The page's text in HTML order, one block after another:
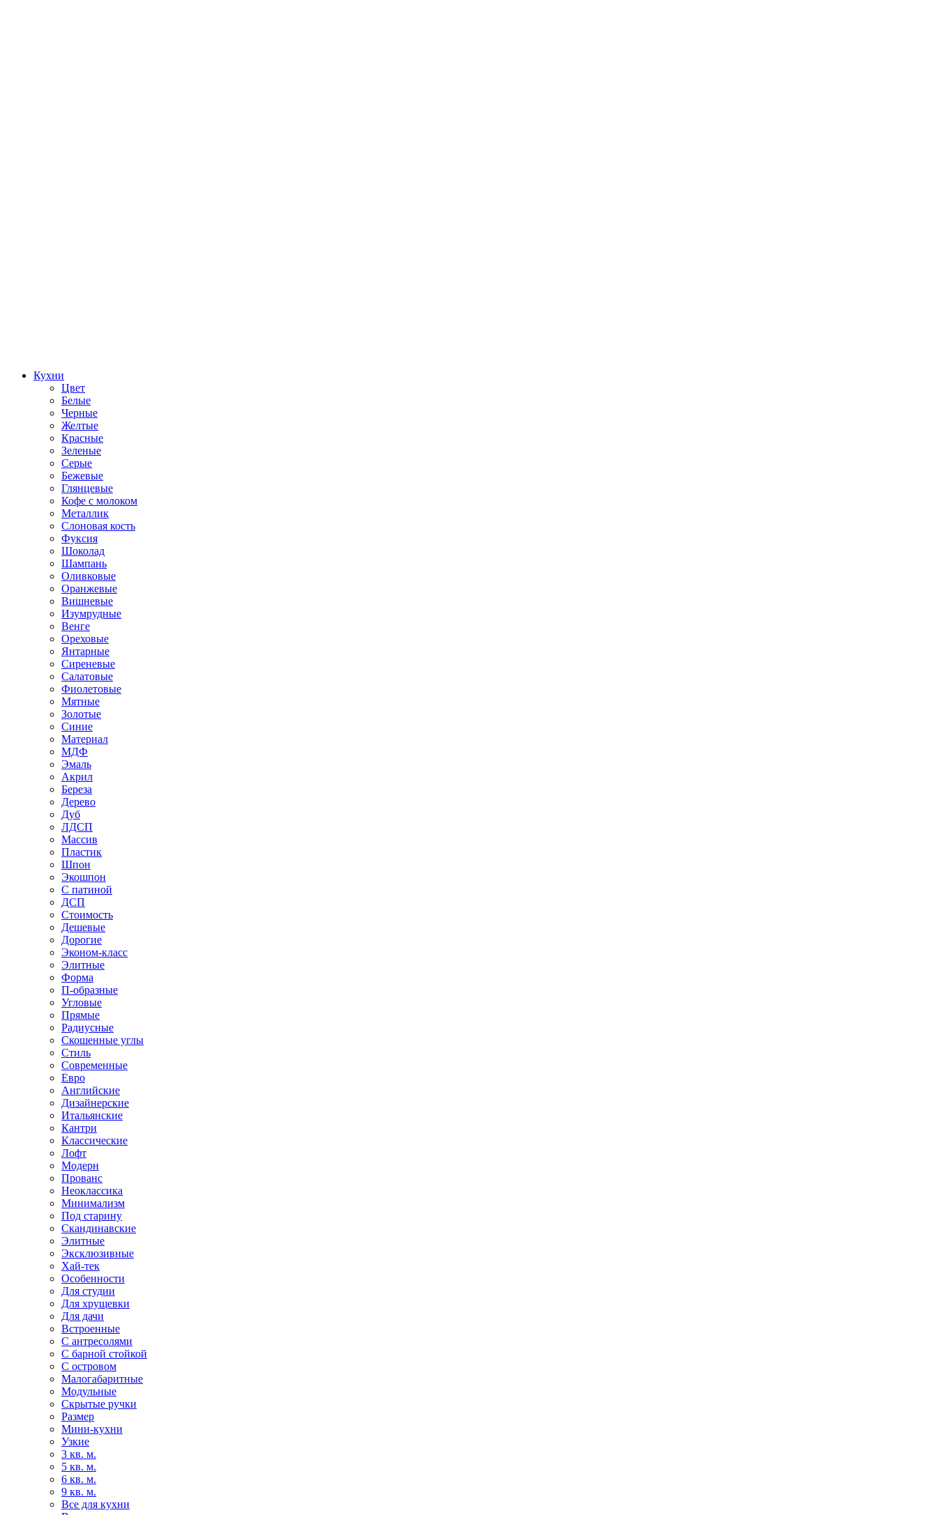
Кухни
Цвет
Белые
Черные
Желтые
Красные
Зеленые
Серые
Бежевые
Глянцевые
Кофе с молоком
Металлик
Слоновая кость
Фуксия
Шоколад
Шампань
Оливковые
Оранжевые
Вишневые
Изумрудные
Венге
Ореховые
Янтарные
Сиреневые
Салатовые
Фиолетовые
Мятные
Золотые
Синие
Материал
МДФ
Эмаль
Акрил
Береза
Дерево
Дуб
ЛДСП
Массив
Пластик
Шпон
Экошпон
С патиной
ДСП
Стоимость
Дешевые
Дорогие
Эконом-класс
Элитные
Форма
П-образные
Угловые
Прямые
Радиусные
Скошенные углы
Стиль
Современные
Евро
Английские
Дизайнерские
Итальянские
Кантри
Классические
Лофт
Модерн
Прованс
Неоклассика
Минимализм
Под старину
Скандинавские
Элитные
Эксклюзивные
Хай-тек
Особенности
Для студии
Для хрущевки
Для дачи
Встроенные
С антресолями
С барной стойкой
С островом
Малогабаритные
Модульные
Скрытые ручки
Размер
Мини-кухни
Узкие
3 кв. м.
5 кв. м.
6 кв. м.
9 кв. м.
Все для кухни